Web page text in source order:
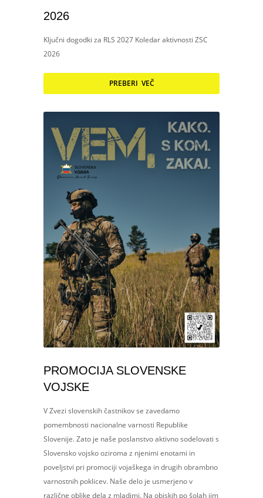
2026
Ključni dogodki za RLS 2027 Koledar aktivnosti ZSC
2026
PREBERI VEČ
PROMOCIJA SLOVENSKE
VOJSKE
V Zvezi slovenskih častnikov se zavedamo
pomembnosti nacionalne varnosti Republike
Slovenije. Zato je naše poslanstvo aktivno sodelovati s
Slovensko vojsko oziroma z njenimi enotami in
poveljstvi pri promociji vojaškega in drugih obrambno
varnostnih poklicev. Naše delo je usmerjeno v
različne oblike dela z mladimi. Na obiskih po šolah jim